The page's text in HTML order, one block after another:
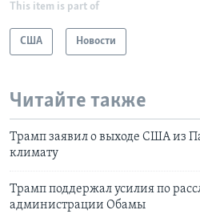
This item is part of
США Новости
Читайте также
Трамп заявил о выходе США из
климату
Трамп поддержал усилия по
администрации Обамы